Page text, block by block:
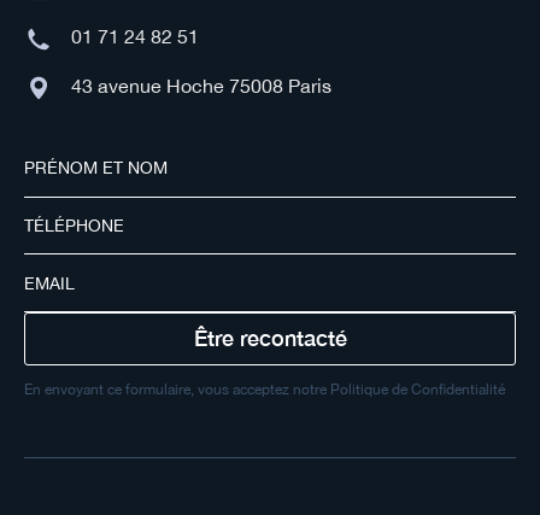
01 71 24 82 51
43 avenue Hoche 75008 Paris
En envoyant ce formulaire, vous acceptez notre Politique de Confidentialité